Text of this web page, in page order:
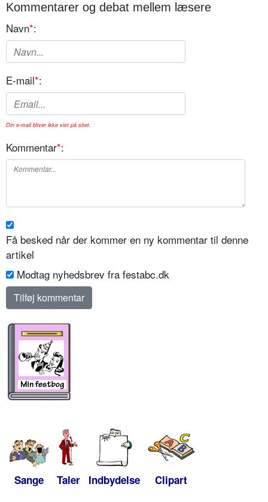
Kommentarer og debat mellem læsere
Navn*:
E-mail*:
Din e-mail bliver ikke vist på sitet.
Kommentar*:
Få besked når der kommer en ny kommentar til denne
artikel
Modtag nyhedsbrev fra festabc.dk
Sange Taler Indbydelse Clipart